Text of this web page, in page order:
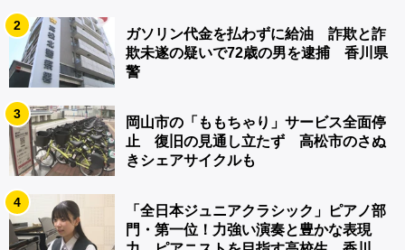
2
ガソリン代金を払わずに給油 詐欺と詐
欺未遂の疑いで72歳の男を逮捕 香川県
警
3
岡山市の「ももちゃり」サービス全面停
止 復旧の見通し立たず 高松市のさぬ
きシェアサイクルも
4
「全日本ジュニアクラシック」ピアノ部
門・第一位！力強い演奏と豊かな表現